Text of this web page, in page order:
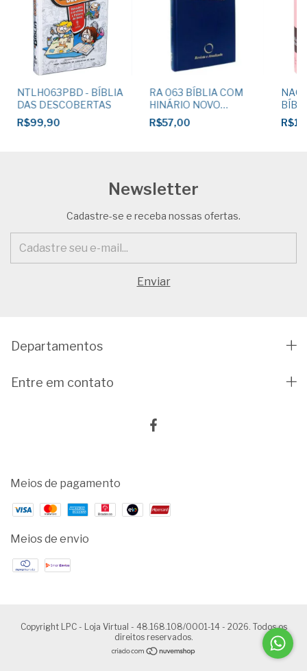
NTLH063PBD - BÍBLIA
DAS DESCOBERTAS
R$99,90
RA 063 BÍBLIA COM
HINÁRIO NOVO
CÂNTICO - Capa Dura
Gde Azul Indigo
R$57,00
Newsletter
Cadastre-se e receba nossas ofertas.
Departamentos
Entre em contato
Meios de pagamento
Meios de envio
Copyright LPC - Loja Virtual - 48.168.108/0001-14 - 2026. Todos os
direitos reservados.